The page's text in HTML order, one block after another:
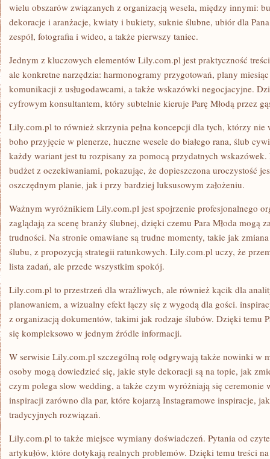
wielu obszarów związanych z organizacją wesela, między innymi:
dekoracje i aranżacje, kwiaty i bukiety, suknie ślubne, ubiór dla
zespół, fotografia i wideo, a także pierwszy taniec.
Jednym z kluczowych elementów Lily.com.pl jest praktyczność
ale konkretne narzędzia: harmonogramy przygotowań, plany
komunikacji z usługodawcami, a także wskazówki negocjacyjne.
cyfrowym konsultantem, który subtelnie kieruje Parę Młodą przez
Lily.com.pl to również skrzynia pełna koncepcji dla tych, którzy
boho przyjęcie w plenerze, huczne wesele do białego rana, ślub
każdy wariant jest tu rozpisany za pomocą przydatnych
budżet z oczekiwaniami, pokazując, że dopieszczona uroczystość
oszczędnym planie, jak i przy bardziej luksusowym założeniu.
Ważnym wyróżnikiem Lily.com.pl jest spojrzenie profesjonalnego
zaglądają za scenę branży ślubnej, dzięki czemu Para Młoda mogą
trudności. Na stronie omawiane są trudne momenty, takie jak
ślubu, z propozycją strategii ratunkowych. Lily.com.pl uczy, że
lista zadań, ale przede wszystkim spokój.
Lily.com.pl to przestrzeń dla wrażliwych, ale również kącik dla
planowaniem, a wizualny efekt łączy się z wygodą dla gości.
z organizacją dokumentów, takimi jak rodzaje ślubów. Dzięki temu
się kompleksowo w jednym źródle informacji.
W serwisie Lily.com.pl szczególną rolę odgrywają także nowinki w
osoby mogą dowiedzieć się, jakie style dekoracji są na topie, jak
czym polega slow wedding, a także czym wyróżniają się ceremonie
inspiracji zarówno dla par, które kojarzą Instagramowe inspiracje,
tradycyjnych rozwiązań.
Lily.com.pl to także miejsce wymiany doświadczeń. Pytania od
artykułów, które dotykają realnych problemów. Dzięki temu treści